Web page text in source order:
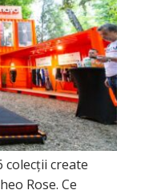
colecții create
Rose. Ce